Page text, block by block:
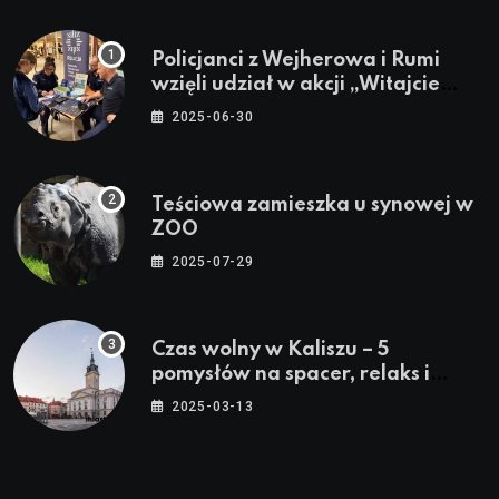
Policjanci z Wejherowa i Rumi
wzięli udział w akcji „Witajcie
Wakacje”
2025-06-30
Teściowa zamieszka u synowej w
ZOO
2025-07-29
Czas wolny w Kaliszu – 5
pomysłów na spacer, relaks i
rodzinne atrakcje
2025-03-13